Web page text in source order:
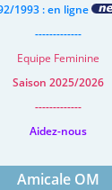
1993 : en ligne
-------------
Equipe Feminine
Saison 2025/2026
-------------
Aidez-nous
Amicale OM